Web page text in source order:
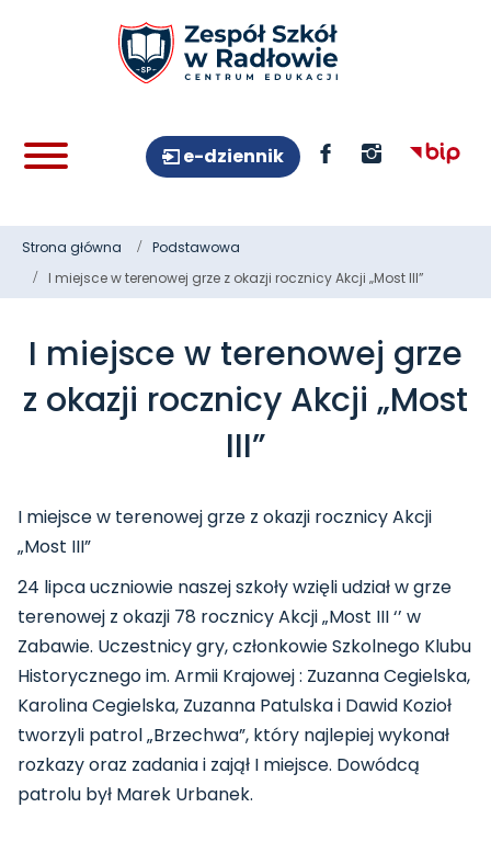
e-dziennik
Strona główna
Podstawowa
I miejsce w terenowej grze z okazji rocznicy Akcji „Most III”
I miejsce w terenowej grze
z okazji rocznicy Akcji „Most
III”
I miejsce w terenowej grze z okazji rocznicy Akcji
„Most III”
24 lipca uczniowie naszej szkoły wzięli udział w grze
terenowej z okazji 78 rocznicy Akcji „Most III ‘’ w
Zabawie. Uczestnicy gry, członkowie Szkolnego Klubu
Historycznego im. Armii Krajowej : Zuzanna Cegielska,
Karolina Cegielska, Zuzanna Patulska i Dawid Kozioł
tworzyli patrol „Brzechwa”, który najlepiej wykonał
rozkazy oraz zadania i zajął I miejsce. Dowódcą
patrolu był Marek Urbanek.